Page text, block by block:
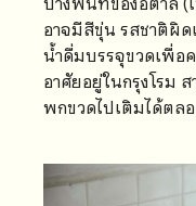
อาจมีสีขุ่น รสชาติผิ
น้ำดื่มบรรจุขวดเพื่อ
อาศัยอยู่ในกรุงโรม
พกขวดไปเติมได้ตล